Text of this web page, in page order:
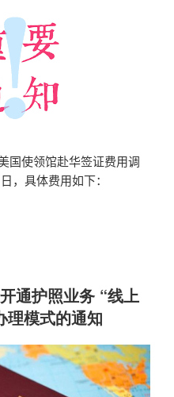
国使领馆赴华签证费用调
日，具体费用如下：
通护照业务 “线上
理模式的通知